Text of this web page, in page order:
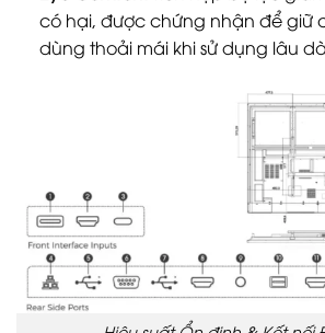
có hại, được chứng nhận để giữ
dùng thoải mái khi sử dụng lâu